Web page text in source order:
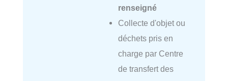
renseigné
Collecte d'objet ou
déchets pris en
charge par Centre
de transfert des